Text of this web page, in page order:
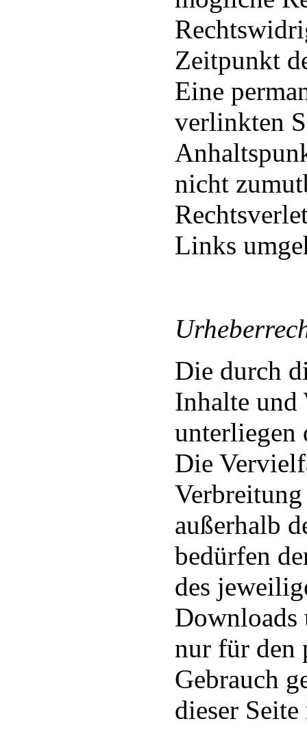
Zeitpunkt
Eine
verlinkten
nicht
Links
Die durch
Inhalte und
unterliegen
Die
außerhalb
bedürfen
des
Downloads
nur für den
Gebrauch
dieser